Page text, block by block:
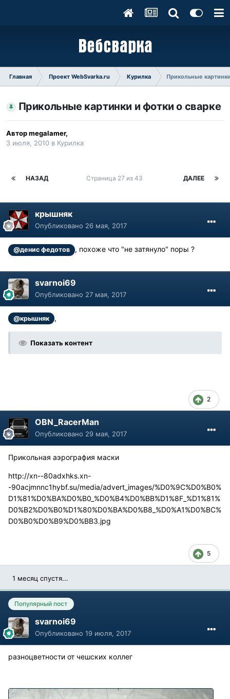
Главная Проект WebSvarka.ru Курилка Прикольные
Прикольные картинки и фотки о сварке
Авторmegalamer,
3 июля, 2010 в Курилка
НАЗАД ДАЛЕЕ
Страница 27 из 43
крышняк
Опубликовано 26 мая, 2017
@денис федотов , похоже что "не затянуло" поры ?
svarnoi69
Опубликовано 27 мая, 2017
@крышняк ,
Показать контент
2
OBN_RacerMan
Опубликовано 29 мая, 2017
Прикольная аэрография маски
http://xn--80adxhks.xn-
-90acjmnnc1hybf.su/media/advert_images/%D0%9C%D0%B0%
D1%81%D0%BA%D0%B0_%D0%B4%D0%BB%D1%8F_%D1%81%
D0%B2%D0%B0%D1%80%D0%BA%D0%B8_%D0%A1%D0%BC%
D0%B0%D0%B9%D0%BB3.jpg
5
1 месяц спустя...
Популярный пост
svarnoi69
Опубликовано 19 июля, 2017
разноцветности от чешских коллег